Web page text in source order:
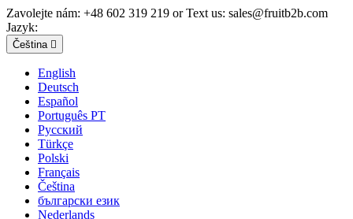
Zavolejte nám: +48 602 319 219 or Text us: sales@fruitb2b.com
Jazyk:
Čeština 
English
Deutsch
Español
Português PT
Русский
Türkçe
Polski
Français
Čeština
български език
Nederlands